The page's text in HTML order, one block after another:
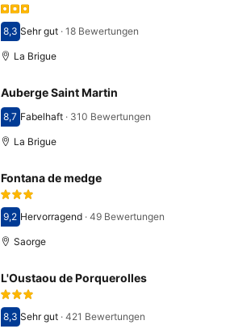
Bewertet mit 8,3
8,3 Sehr gut· 18 Bewertungen
La Brigue
Auberge Saint Martin
Bewertet mit 8,7
8,7 Fabelhaft· 310 Bewertungen
La Brigue
Fontana de medge
Bewertet mit 9,2
9,2 Hervorragend· 49 Bewertungen
Saorge
L'Oustaou de Porquerolles
Bewertet mit 8,3
8,3 Sehr gut· 421 Bewertungen